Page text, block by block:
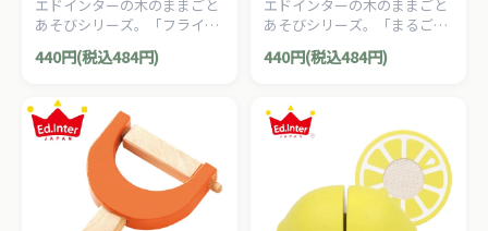
そび フライ返し
エドインターの木のままごと
あそびシリーズ。「フライ返
し」です。
440円(税込484円)
マト
エドインターの木のままごと
あそびシリーズ。「まるごと
トマト」です。
440円(税込484円)